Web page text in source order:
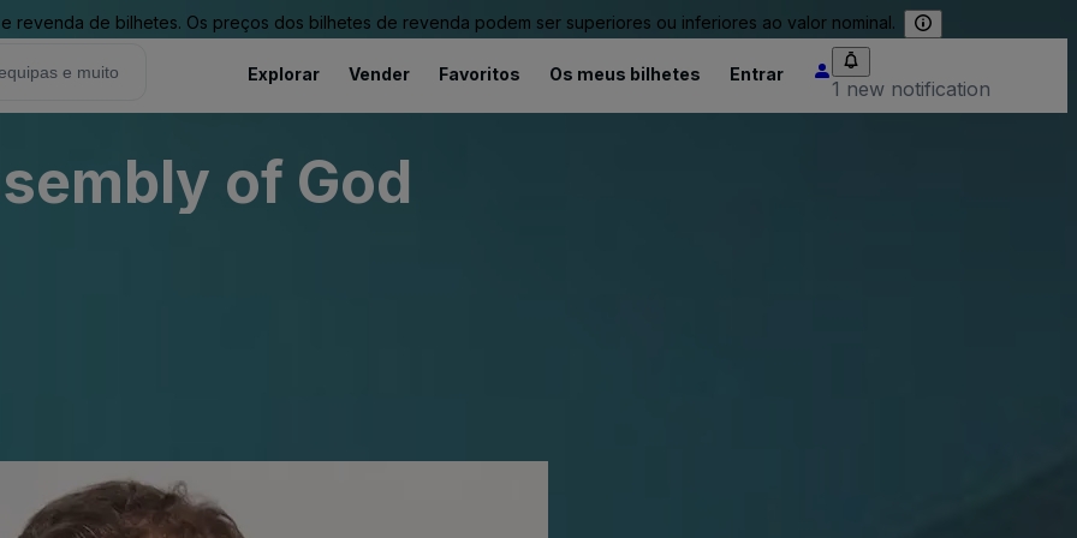
revenda de bilhetes. Os preços dos bilhetes de revenda podem ser superiores ou inferiores ao valor nominal.
Explorar Vender Favoritos Os meus bilhetes Entrar
1 new notification
of God